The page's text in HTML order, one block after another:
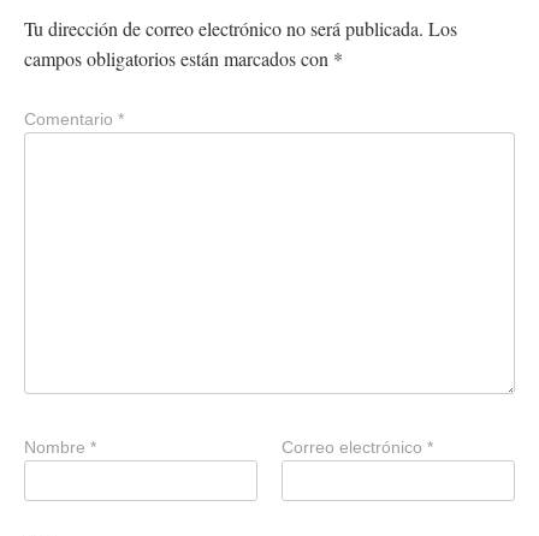
Tu dirección de correo electrónico no será publicada. Los
campos obligatorios están marcados con *
Comentario *
Nombre * Correo electrónico*